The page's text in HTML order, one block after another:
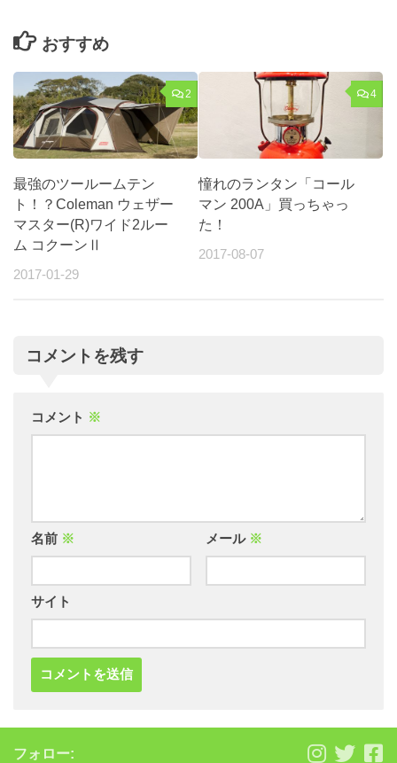
おすすめ
2
最強のツールームテン
ト！？Coleman ウェザー
マスター(R)ワイド2ルー
ム コクーンⅡ
2017-01-29
4
憧れのランタン「コール
マン 200A」買っちゃっ
た！
2017-08-07
コメントを残す
コメント ※
名前 ※ メール ※
サイト
フォロー: